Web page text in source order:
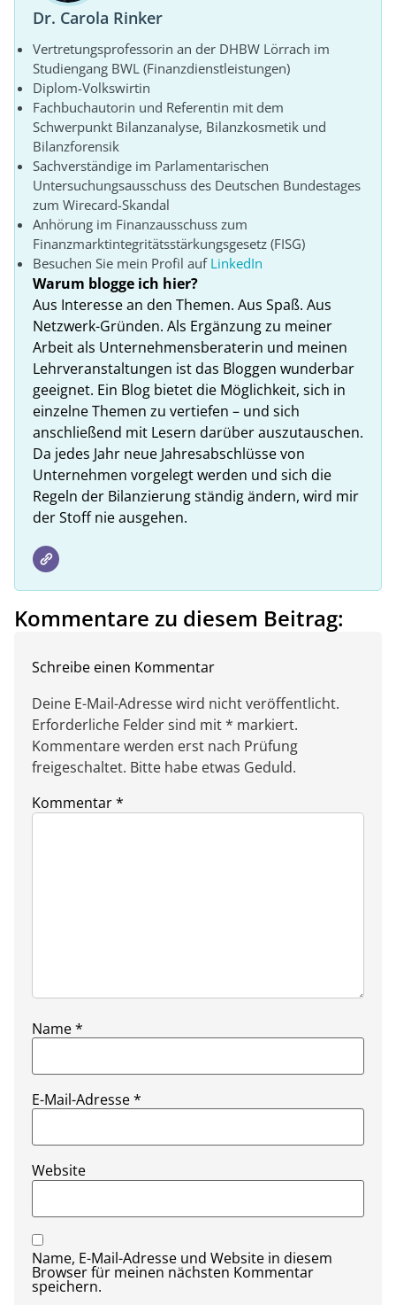
Dr. Carola Rinker
Vertretungsprofessorin an der DHBW Lörrach im
Studiengang BWL (Finanzdienstleistungen)
Diplom-Volkswirtin
Fachbuchautorin und Referentin mit dem
Schwerpunkt Bilanzanalyse, Bilanzkosmetik und
Bilanzforensik
Sachverständige im Parlamentarischen
Untersuchungsausschuss des Deutschen Bundestages
zum Wirecard-Skandal
Anhörung im Finanzausschuss zum
Finanzmarktintegritätsstärkungsgesetz (FISG)
Besuchen Sie mein Profil auf LinkedIn
Warum blogge ich hier?
Aus Interesse an den Themen. Aus Spaß. Aus
Netzwerk-Gründen. Als Ergänzung zu meiner
Arbeit als Unternehmensberaterin und meinen
Lehrveranstaltungen ist das Bloggen wunderbar
geeignet. Ein Blog bietet die Möglichkeit, sich in
einzelne Themen zu vertiefen – und sich
anschließend mit Lesern darüber auszutauschen.
Da jedes Jahr neue Jahresabschlüsse von
Unternehmen vorgelegt werden und sich die
Regeln der Bilanzierung ständig ändern, wird mir
der Stoff nie ausgehen.
Kommentare zu diesem Beitrag:
Schreibe einen Kommentar
Deine E-Mail-Adresse wird nicht veröffentlicht.
Erforderliche Felder sind mit * markiert.
Kommentare werden erst nach Prüfung
freigeschaltet. Bitte habe etwas Geduld.
Kommentar*
Name*
E-Mail-Adresse*
Website
Name, E-Mail-Adresse und Website in diesem
Browser für meinen nächsten Kommentar
speichern.